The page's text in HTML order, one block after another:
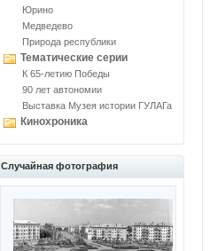
Юрино
Медведево
Природа республики
Тематические серии
К 65-летию Победы
90 лет автономии
Выставка Музея истории ГУЛАГа
Кинохроника
Случайная фотография